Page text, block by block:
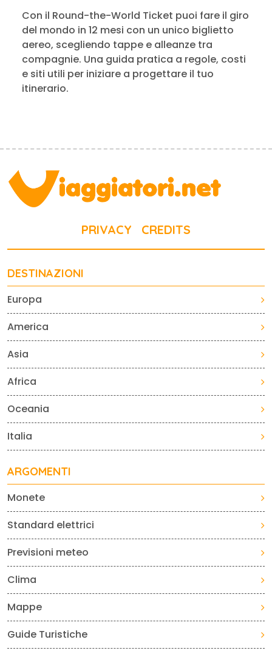
Con il Round-the-World Ticket puoi fare il giro
del mondo in 12 mesi con un unico biglietto
aereo, scegliendo tappe e alleanze tra
compagnie. Una guida pratica a regole, costi
e siti utili per iniziare a progettare il tuo
itinerario.
PRIVACY CREDITS
DESTINAZIONI
Europa
America
Asia
Africa
Oceania
Italia
ARGOMENTI
Monete
Standard elettrici
Previsioni meteo
Clima
Mappe
Guide Turistiche